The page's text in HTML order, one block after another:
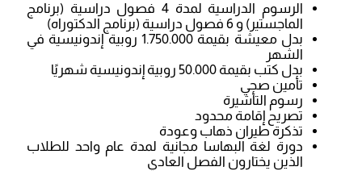
الرسوم الدراسية لمدة 4 فصول دراسية (برنامج
الماجستير) و 6 فصول دراسية (برنامج الدكتوراه)
بدل معيشة بقيمة 1.750.000 روبية إندونيسية في
الشهر
بدل كتب بقيمة 50.000 روبية إندونيسية شهريًا
تأمين صحي
رسوم التأشيرة
تصريح إقامة محدود
تذكرة طيران ذهاب وعودة
دورة لغة البهاسا مجانية لمدة عام واحد للطلاب
الذين يختارون الفصل العادي